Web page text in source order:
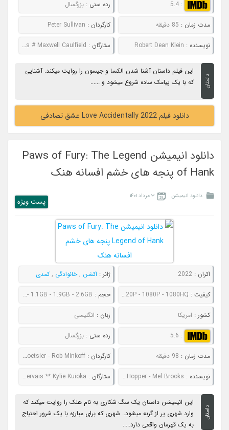
:
5.4 رده سنی : بزرگسال
مدت زمان : 85 دقیقه کارگردان : Peter Sullivan
نویسنده : Robert Dean Klein ستارگان : Brenda Song # Aaron O'Connell # Denise Richards # Maxwell Caulfield
داستان
این فیلم داستان آشنا شدن الکسا و جیسون را روایت میکند. آشنایی
که با یک پیامک ساده شروع میشود و ......
دانلود فیلم Love Accidentally 2022 عشق تصادفی
دانلود انیمیشن Paws of Fury: The Legend
of Hank پنجه های خشم افسانه هنک
دانلود انیمیشن ۳ مرداد ۱۴۰۱
پست ويژه
اکران :2022 ژانر : اکشن ,خانوادگی ,کمدی
کیفیت : 480P - 720P - 1080P - 1080HQ حجم : 857MB - 1.1GB - 1.9GB - 2.6GB
کشور : امریکا زبان : انگلیسی
:
5.6 رده سنی : بزرگسال
مدت زمان : 98 دقیقه کارگردان : Chris Bailey - Mark Koetsier - Rob Minkoff
نویسنده : Ed Stone - Nate Hopper - Mel Brooks ستارگان : Michael Cera ** Samuel L. Jackson ** Ricky Gervais ** Kylie Kuioka
داستان
این انیمیشن داستان یک سگ شکاری به نام هنک را روایت میکند که
وارد شهری پر از گربه میشود.. شهری که برای مبارزه با یک شرور احتیاج
به یک قهرمان واقعی دارد.....